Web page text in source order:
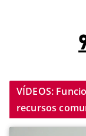
VÍDEOS:
recursos